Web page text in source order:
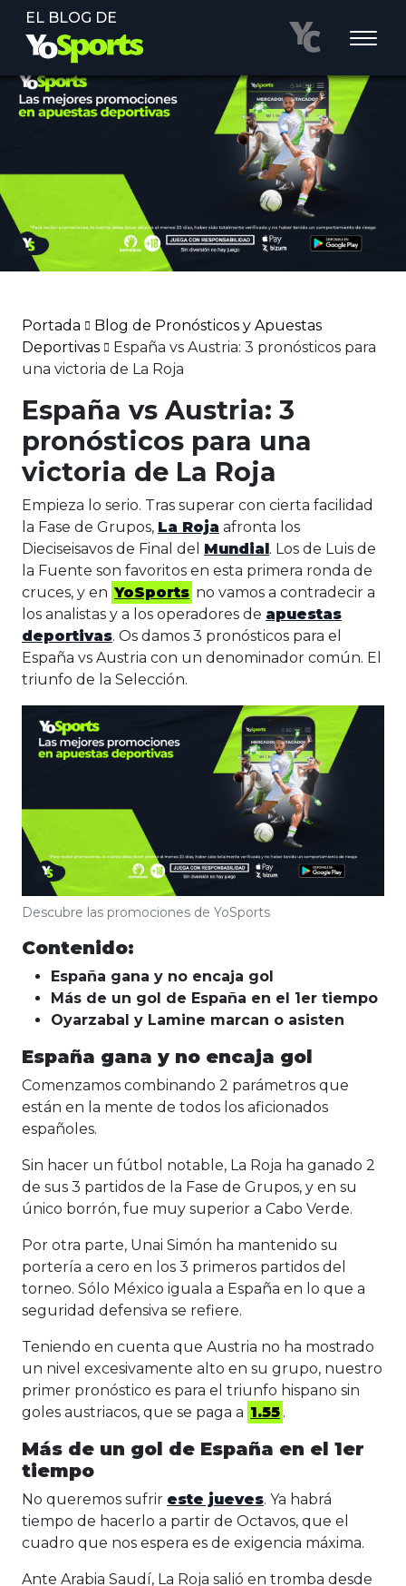
EL BLOG DE
Portada
Blog de Pronósticos y Apuestas
Deportivas
España vs Austria: 3 pronósticos para
una victoria de La Roja
España vs Austria: 3
pronósticos para una
victoria de La Roja
Empieza lo serio. Tras superar con cierta facilidad
la Fase de Grupos, La Roja afronta los
Dieciseisavos de Final del Mundial . Los de Luis de
la Fuente son favoritos en esta primera ronda de
cruces, y en YoSports no vamos a contradecir a
los analistas y a los operadores de apuestas
deportivas. Os damos 3 pronósticos para el
España vs Austria con un denominador común. El
triunfo de la Selección.
Descubre las promociones de YoSports
Contenido:
España gana y no encaja gol
Más de un gol de España en el 1er tiempo
Oyarzabal y Lamine marcan o asisten
España gana y no encaja gol
Comenzamos combinando 2 parámetros que
están en la mente de todos los aficionados
españoles.
Sin hacer un fútbol notable, La Roja ha ganado 2
de sus 3 partidos de la Fase de Grupos, y en su
único borrón, fue muy superior a Cabo Verde.
Por otra parte, Unai Simón ha mantenido su
portería a cero en los 3 primeros partidos del
torneo. Sólo México iguala a España en lo que a
seguridad defensiva se refiere.
Teniendo en cuenta que Austria no ha mostrado
un nivel excesivamente alto en su grupo, nuestro
primer pronóstico es para el triunfo hispano sin
goles austriacos, que se paga a 1.55 .
Más de un gol de España en el 1er
tiempo
No queremos sufrir este jueves. Ya habrá
tiempo de hacerlo a partir de Octavos, que el
cuadro que nos espera es de exigencia máxima.
Ante Arabia Saudí, La Roja salió en tromba desde